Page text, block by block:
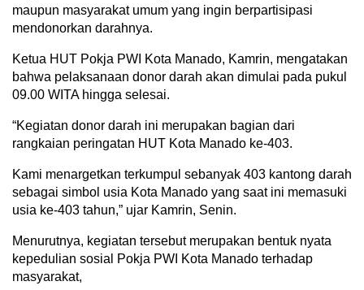
maupun masyarakat umum yang ingin berpartisipasi
mendonorkan darahnya.
Ketua HUT Pokja PWI Kota Manado, Kamrin, mengatakan
bahwa pelaksanaan donor darah akan dimulai pada pukul
09.00 WITA hingga selesai.
“Kegiatan donor darah ini merupakan bagian dari
rangkaian peringatan HUT Kota Manado ke-403.
Kami menargetkan terkumpul sebanyak 403 kantong darah
sebagai simbol usia Kota Manado yang saat ini memasuki
usia ke-403 tahun,” ujar Kamrin, Senin.
Menurutnya, kegiatan tersebut merupakan bentuk nyata
kepedulian sosial Pokja PWI Kota Manado terhadap
masyarakat,